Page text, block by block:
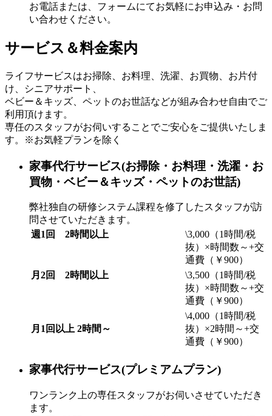
お電話または、フォームにてお気軽にお申込み・お問
い合わせください。
サービス＆料金案内
ライフサービスはお掃除、お料理、洗濯、お買物、お片付
け、シニアサポート、
ベビー＆キッズ、ペットのお世話などが組み合わせ自由でご
利用頂けます。
専任のスタッフがお伺いすることでご安心をご提供いたしま
す。
※お気軽プランを除く
家事代行サービス(お掃除・お料理・洗濯・お
買物・ベビー＆キッズ・ペットのお世話)
弊社独自の研修システム課程を修了したスタッフが訪
問させていただきます。
週1回 2時間以上
\3,000（1時間/税
抜）×時間数～+交
通費（￥900）
月2回 2時間以上
\3,500（1時間/税
抜）×時間数～+交
通費（￥900）
月1回以上 2時間～
\4,000（1時間/税
抜）×2時間～+交
通費（￥900）
家事代行サービス(プレミアムプラン)
ワンランク上の専任スタッフがお伺いさせていただき
ます。